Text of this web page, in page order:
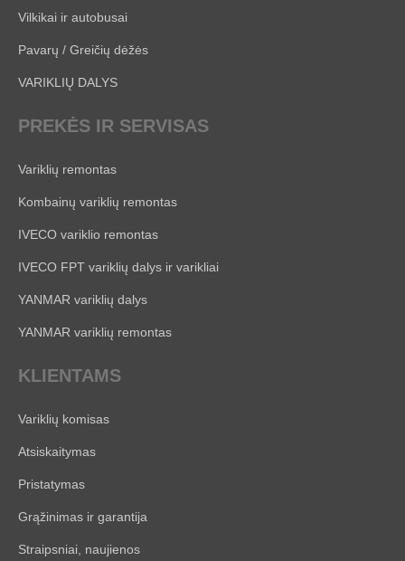
Vilkikai ir autobusai
Pavarų / Greičių dėžės
VARIKLIŲ DALYS
PREKĖS IR SERVISAS
Variklių remontas
Kombainų variklių remontas
IVECO variklio remontas
IVECO FPT variklių dalys ir varikliai
YANMAR variklių dalys
YANMAR variklių remontas
KLIENTAMS
Variklių komisas
Atsiskaitymas
Pristatymas
Grąžinimas ir garantija
Straipsniai, naujienos